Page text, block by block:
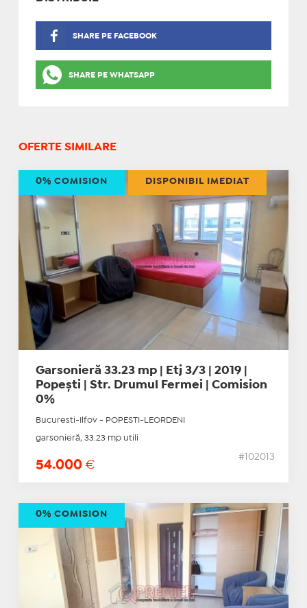
SHARE PE FACEBOOK
SHARE PE WHATSAPP
OFERTE SIMILARE
Garsonieră 33.23 mp | Etj 3/3 | 2019 |
Popești | Str. Drumul Fermei | Comision
0%
Bucuresti-Ilfov - POPESTI-LEORDENI
garsonieră, 33.23 mp utili
54.000 €
#102013
0% COMISION DISPONIBIL IMEDIAT
0% COMISION